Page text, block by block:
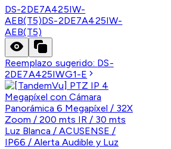
DS-2DE7A425IW-
AEB(T5)DS-2DE7A425IW-
AEB(T5)
Reemplazo sugerido: DS-
2DE7A425IWG1-E